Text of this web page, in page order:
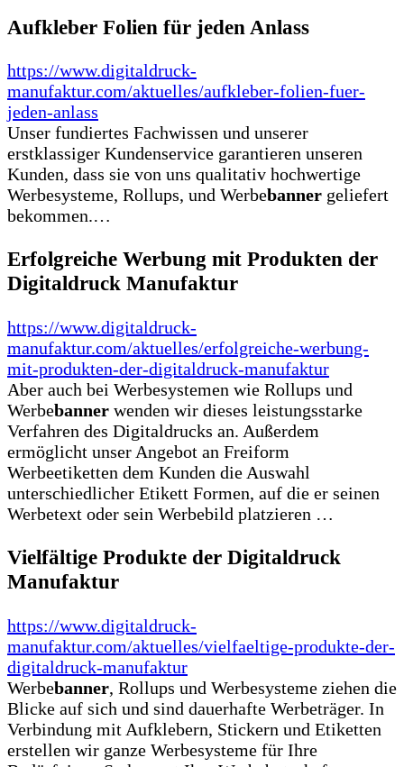
Aufkleber Folien für jeden Anlass
https://www.digitaldruck-
manufaktur.com/aktuelles/aufkleber-folien-fuer-
jeden-anlass
Unser fundiertes Fachwissen und unserer
erstklassiger Kundenservice garantieren unseren
Kunden, dass sie von uns qualitativ hochwertige
Werbesysteme, Rollups, und Werbebanner geliefert
bekommen.…
Erfolgreiche Werbung mit Produkten der
Digitaldruck Manufaktur
https://www.digitaldruck-
manufaktur.com/aktuelles/erfolgreiche-werbung-
mit-produkten-der-digitaldruck-manufaktur
Aber auch bei Werbesystemen wie Rollups und
Werbebanner wenden wir dieses leistungsstarke
Verfahren des Digitaldrucks an. Außerdem
ermöglicht unser Angebot an Freiform
Werbeetiketten dem Kunden die Auswahl
unterschiedlicher Etikett Formen, auf die er seinen
Werbetext oder sein Werbebild platzieren …
Vielfältige Produkte der Digitaldruck
Manufaktur
https://www.digitaldruck-
manufaktur.com/aktuelles/vielfaeltige-produkte-der-
digitaldruck-manufaktur
Werbebanner, Rollups und Werbesysteme ziehen die
Blicke auf sich und sind dauerhafte Werbeträger. In
Verbindung mit Aufklebern, Stickern und Etiketten
erstellen wir ganze Werbesysteme für Ihre